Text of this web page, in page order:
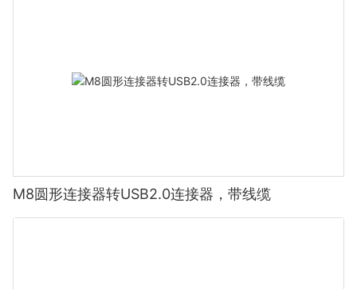
M8圆形连接器转USB2.0连接器，带线缆